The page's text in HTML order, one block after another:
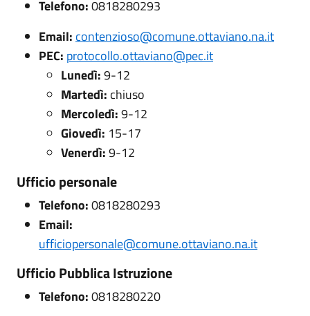
Telefono:0818280293
Email: contenzioso@comune.ottaviano.na.it
PEC: protocollo.ottaviano@pec.it
Lunedì:9-12
Martedì: chiuso
Mercoledì:9-12
Giovedì: 15-17
Venerdì:9-12
Ufficio personale
Telefono:0818280293
Email:
ufficiopersonale@comune.ottaviano.na.it
Ufficio Pubblica Istruzione
Telefono:0818280220